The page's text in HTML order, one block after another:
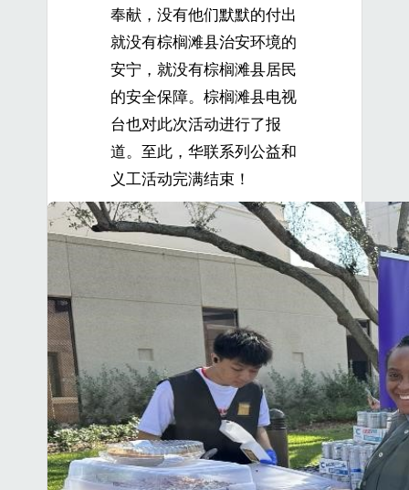
奉献，没有他们默默的付出
就没有棕榈滩县治安环境的
安宁，就没有棕榈滩县居民
的安全保障。棕榈滩县电视
台也对此次活动进行了报
道。至此，华联系列公益和
义工活动完满结束！